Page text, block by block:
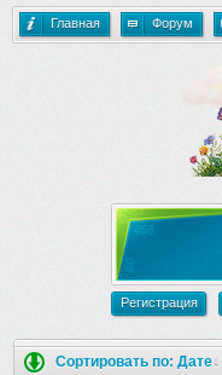
Главная Форум
Регистрация
Сортировать по: Дате